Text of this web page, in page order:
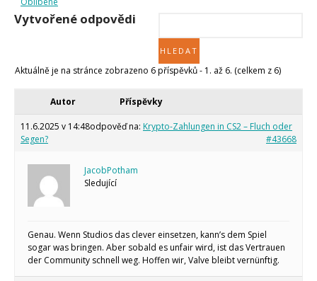
Videa
Koupit
Vytvořené odpovědi
Aktuálně je na stránce zobrazeno 6 příspěvků - 1. až 6. (celkem z 6)
Autor Příspěvky
11.6.2025 v 14:48odpověď na: Krypto-Zahlungen in CS2 – Fluch oder
Segen?
#43668
JacobPotham
Sledující
Genau. Wenn Studios das clever einsetzen, kann’s dem Spiel
sogar was bringen. Aber sobald es unfair wird, ist das Vertrauen
der Community schnell weg. Hoffen wir, Valve bleibt vernünftig.